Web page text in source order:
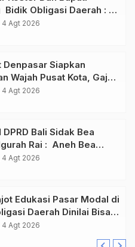
Bidik Obligasi Daerah :
Infrastruktur
4 Agt 2026
Denpasar Siapkan
Wajah Pusat Kota, Gajah
Salah Satu Kawasan
4 Agt 2026
DPRD Bali Sidak Bea
Rai : Aneh Bea
berikan List Data
4 Agt 2026
Edukasi Pasar Modal di
Daerah Dinilai Bisa
Percepatan
4 Agt 2026